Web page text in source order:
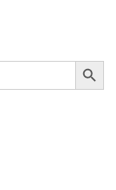
Search